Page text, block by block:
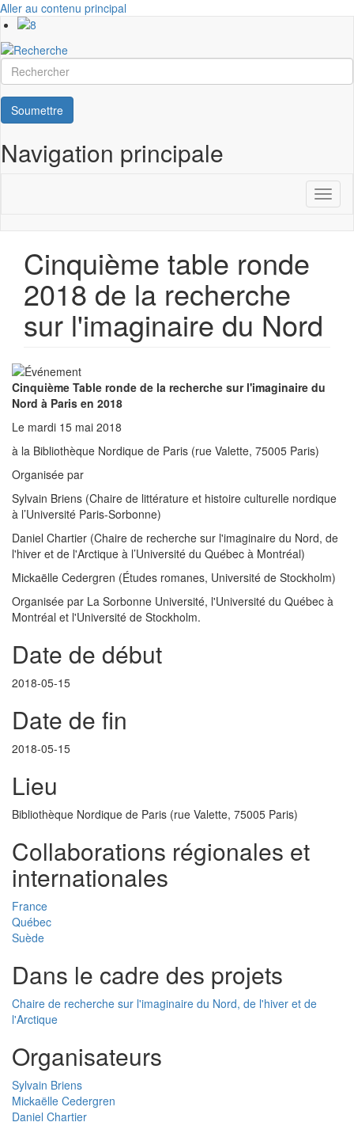
Aller au contenu principal
Rechercher
Soumettre
Navigation principale
Cinquième table ronde
2018 de la recherche
sur l'imaginaire du Nord
Cinquième Table ronde de la recherche sur l'imaginaire du
Nord à Paris en 2018
Le mardi 15 mai 2018
à la Bibliothèque Nordique de Paris (rue Valette, 75005 Paris)
Organisée par
Sylvain Briens (Chaire de littérature et histoire culturelle nordique
à l’Université Paris-Sorbonne)
Daniel Chartier (Chaire de recherche sur l'imaginaire du Nord, de
l'hiver et de l'Arctique à l’Université du Québec à Montréal)
Mickaëlle Cedergren (Études romanes, Université de Stockholm)
Organisée par La Sorbonne Université, l'Université du Québec à
Montréal et l'Université de Stockholm.
Date de début
2018-05-15
Date de fin
2018-05-15
Lieu
Bibliothèque Nordique de Paris (rue Valette, 75005 Paris)
Collaborations régionales et
internationales
France
Québec
Suède
Dans le cadre des projets
Chaire de recherche sur l'imaginaire du Nord, de l'hiver et de
l'Arctique
Organisateurs
Sylvain Briens
Mickaëlle Cedergren
Daniel Chartier